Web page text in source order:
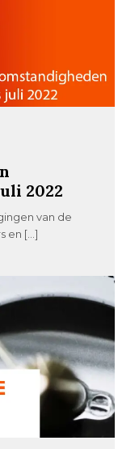
2022
van de
en […]